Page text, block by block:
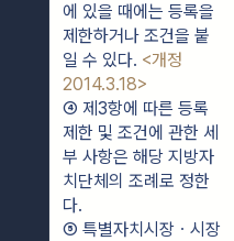
에 있을 때에는 등록을
제한하거나 조건을 붙
일 수 있다. <개정
2014.3.18>
④ 제3항에 따른 등록
제한 및 조건에 관한 세
부 사항은 해당 지방자
치단체의 조례로 정한
다.
⑤ 특별자치시장ㆍ시장